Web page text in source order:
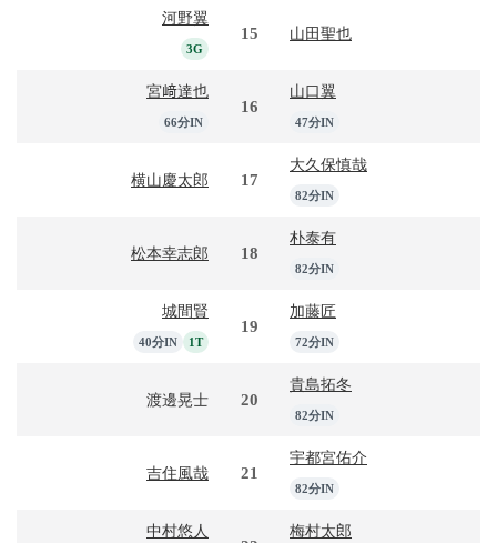
河野翼
3G
15 山田聖也
宮﨑達也
66分IN
16
山口翼
47分IN
横山慶太郎 17
大久保慎哉
82分IN
松本幸志郎 18
朴泰有
82分IN
城間賢
40分IN 1T
19
加藤匠
72分IN
渡邊晃士 20
貴島拓冬
82分IN
吉住風哉 21
宇都宮佑介
82分IN
中村悠人 梅村太郎